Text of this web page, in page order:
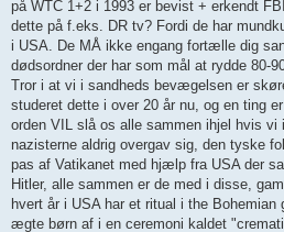
på WTC 1+2 i 1993 er bevist + erkendt
dette på f.eks. DR tv? Fordi de har
i USA. De MÅ ikke engang fortælle dig
dødsordner der har som mål at rydde 80-
Tror i at vi i sandheds bevægelsen er
studeret dette i over 20 år nu, og en ting
orden VIL slå os alle sammen ihjel hvis vi
nazisterne aldrig overgav sig, den tyske
pas af Vatikanet med hjælp fra USA der
Hitler, alle sammen er de med i disse,
hvert år i USA har et ritual i the Bohemian
ægte børn af i en ceremoni kaldet